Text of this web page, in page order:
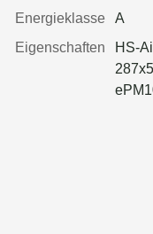
Energieklasse
A
Eigenschaften
HS-